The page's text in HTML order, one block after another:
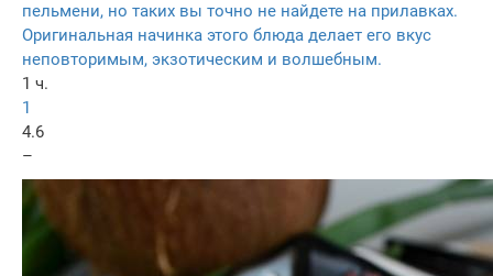
пельмени, но таких вы точно не найдете на прилавках.
Оригинальная начинка этого блюда делает его вкус
неповторимым, экзотическим и волшебным.
1 ч.
1
4.6
–